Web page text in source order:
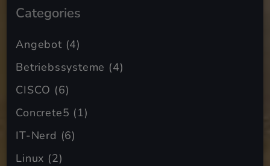
Categories
Angebot(4)
Betriebssysteme (4)
CISCO (6)
Concrete5 (1)
IT-Nerd (6)
Linux (2)